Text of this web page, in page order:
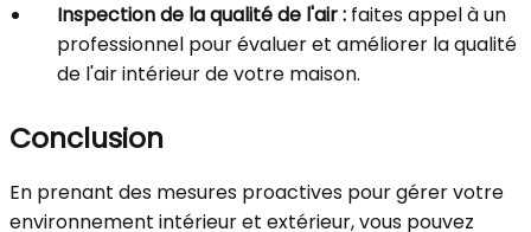
Inspection de la qualité de l'air : faites appel à un
professionnel pour évaluer et améliorer la qualité
de l'air intérieur de votre maison.
Conclusion
En prenant des mesures proactives pour gérer votre
environnement intérieur et extérieur, vous pouvez